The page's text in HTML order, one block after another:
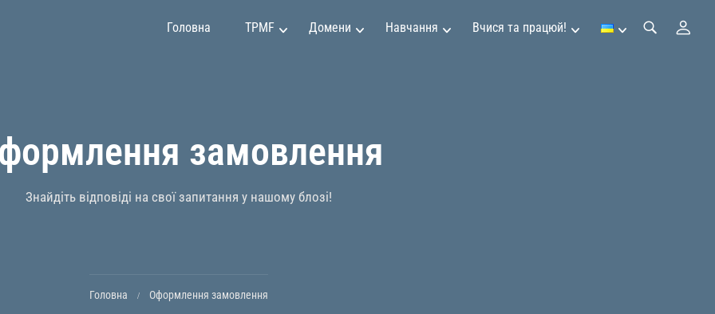
Головна TPMF Домени Навчання
та інвестиції
проектами
та дизайн
Емілі Джонсон
Мей Сун
Мірко Вучкович
Вчися та працюй!
замовлення
Знайдіть відповіді на свої запитання у нашому блозі!
Головна Оформлення замовлення